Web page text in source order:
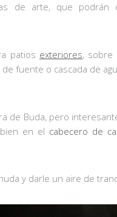
de arte, que podrán
patios exteriores, sobre
fuente o cascada de
de Buda, pero
en el cabecero de
y darle un aire de